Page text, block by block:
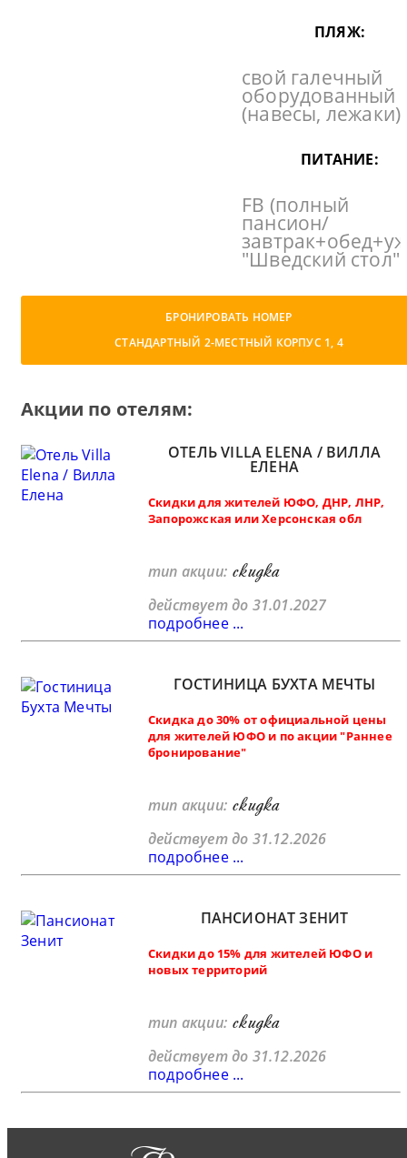
ПЛЯЖ:
свой галечный
оборудованный
(навесы, лежаки)
ПИТАНИЕ:
FB (полный
пансион/
"Шведский стол"
БРОНИРОВАТЬ НОМЕР
СТАНДАРТНЫЙ 2-МЕСТНЫЙ КОРПУС 1, 4
Акции по отелям:
ОТЕЛЬ VILLA ELENA / ВИЛЛА
ЕЛЕНА
Скидки для жителей ЮФО, ДНР, ЛНР,
Запорожская или Херсонская обл
тип акции: скидка
действует до 31.01.2027
подробнее ...
ГОСТИНИЦА БУХТА МЕЧТЫ
Скидка до 30% от официальной цены
для жителей ЮФО и по акции "Раннее
бронирование"
тип акции: скидка
действует до 31.12.2026
подробнее ...
ПАНСИОНАТ ЗЕНИТ
Скидки до 15% для жителей ЮФО и
новых территорий
тип акции: скидка
действует до 31.12.2026
подробнее ...